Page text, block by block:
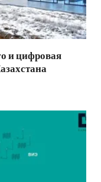
и цифровая